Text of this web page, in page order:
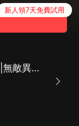
新人領7天免費試用
風流小農民|鄉野奇遇|無敵異能|美女環繞|開掛爽文